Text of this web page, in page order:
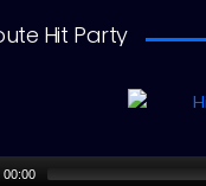
Hit Party
00:00